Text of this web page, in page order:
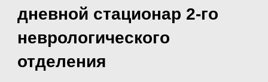
дневной стационар 2-го
неврологического
отделения